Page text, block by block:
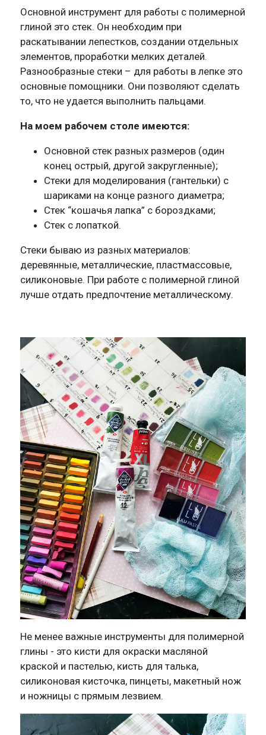
Основной инструмент для работы с полимерной
глиной это стек. Он необходим при
раскатывании лепестков, создании отдельных
элементов, проработки мелких деталей.
Разнообразные стеки – для работы в лепке это
основные помощники. Они позволяют сделать
то, что не удается выполнить пальцами.
На моем рабочем столе имеются:
Основной стек разных размеров (один
конец острый, другой закругленные);
Стеки для моделирования (гантельки) с
шариками на конце разного диаметра;
Стек “кошачья лапка” с бороздками;
Стек с лопаткой.
Стеки бываю из разных материалов:
деревянные, металлические, пластмассовые,
силиконовые. При работе с полимерной глиной
лучше отдать предпочтение металлическому.
Не менее важные инструменты для полимерной
глины - это кисти для окраски масляной
краской и пастелью, кисть для талька,
силиконовая кисточка, пинцеты, макетный нож
и ножницы с прямым лезвием.